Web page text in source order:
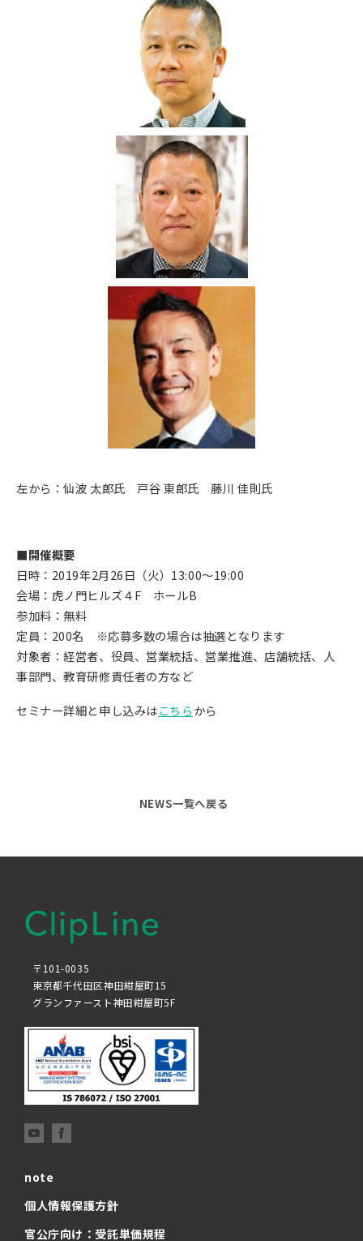
左から：仙波 太郎氏 戸谷 東郎氏 藤川 佳則氏
■開催概要
日時：2019年2月26日（火）13:00～19:00
会場：虎ノ門ヒルズ４F ホールB
参加料：無料
定員：200名 ※応募多数の場合は抽選となります
対象者：経営者、役員、営業統括、営業推進、店舗統括、人
事部門、教育研修責任者の方など
セミナー詳細と申し込みはこちらから
NEWS一覧へ戻る
〒101-0035
東京都千代田区神田紺屋町15
グランファースト神田紺屋町5F
note
個人情報保護方針
官公庁向け：受託単価規程